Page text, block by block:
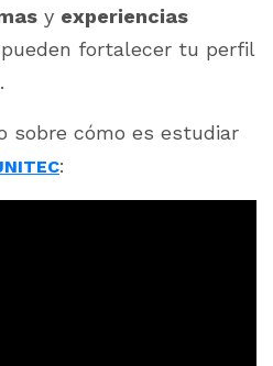
y experiencias
fortalecer tu perfil
sobre cómo es estudiar
: